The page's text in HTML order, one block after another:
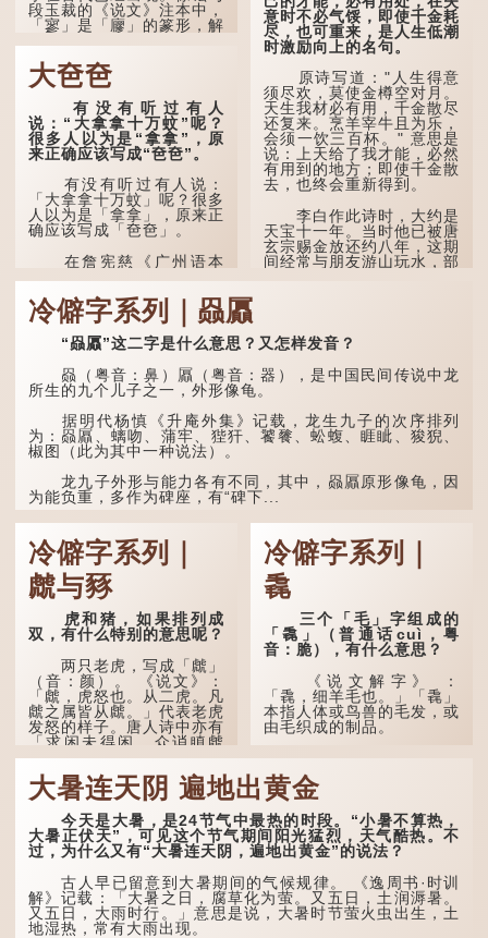
段玉裁的《说文》注本中，
「寥」是「廫」的篆形，解
事，以「寥寥安期，虚质高
清」形容空虚无所事事。
唐代《艺文类聚》引晋
孙绰《表哀诗》：「寥寥空
堂，寂寂响户」...
大夿夿
有没有听过有人
说：“大拿拿十万蚊”呢？
很多人以为是“拿拿”，原
来正确应该写成“夿夿”。
有没有听过有人说：
「大拿拿十万蚊」呢？很多
人以为是「拿拿」，原来正
确应该写成「夿夿」。
在詹宪慈《广州语本
大也。俗读夿，若拿……常
语有曰『一个银钱大夿
夿』。」
「夿」形​​容大，「一个
银钱大夿夿」，就形容金钱
数量之大了。 「大夿夿十
万蚊」，就是说十万元是一
笔大数目了。...
意时不必气馁，即使千金耗
尽，也可重来，是人生低潮
时激励向上的名句。
原诗写道："人生得意
须尽欢，莫使金樽空对月。
天生我材必有用，千金散尽
还复来。烹羊宰牛且为乐，
会须一饮三百杯。" 意思是
说：上天给了我才能，必然
有用到的地方；即使千金散
去，也终会重新得到。
李白作此诗时，大约是
天宝十一年。当时他已被唐
玄宗赐金放还约八年，这期
间经常与朋友游山玩水，部
冷僻字系列｜赑屭
“赑屭”这二字是什么意思？又怎样发音？
赑（粤音：鼻）屭（粤音：器），是中国民间传说中龙
所生的九个儿子之一，外形像龟。
据明代杨慎《升庵外集》记载，龙生九子的次序排列
为：赑屭、螭吻、蒲牢、狴犴、饕餮、蚣蝮、睚眦、狻猊、
椒图（此为其中一种说法）。
龙九子外形与能力各有不同，其中，赑屭原形像龟，因
为能负重，多作为碑座，有“碑下...
冷僻字系列｜
虤与豩
虎和猪，如果排列成
双，有什么特别的意思呢？
两只老虎，写成「虤」
（音：颜）。 《说文》：
「虤，虎怒也。从二虎。凡
虤之属皆从虤。」代表老虎
发怒的样子。唐人诗中亦有
「求闲未得闲，众诮瞋虤
虤」之句，意思是众人的讥
讽让人怒目而视。
两只猪，则为「豩」
（音：宾）。甲骨文从二
「豕」，象猪相追逐的样
子。 《同文备考》另有一
说「豩，豕乱群。」意指一
群乱...
冷僻字系列｜
毳
三个「毛」字组成的
「毳」（普通话cuì，粤
音：脆），有什么意思？
《说文解字》 ：
「毳，细羊毛也。」「毳」
本指人体或鸟兽的毛发，或
由毛织成的制品。
人体表面，例如手臂等
部位生长的细毛，也叫
「毳」，又叫「寒毛」、
「汗毛」。
医学上，「毳毛」是一
个专有名词。它指人类在儿
童时期长出的一种细小、不
易注意到却又几乎遍布全身
的毛发。毳毛的密度因人而
异，其长度则通常不会...
大暑连天阴 遍地出黄金
今天是大暑，是24节气中最热的时段。“小暑不算热，
大暑正伏天”，可见这个节气期间阳光猛烈，天气酷热。不
过，为什么又有“大暑连天阴，遍地出黄金”的说法？
古人早已留意到大暑期间的气候规律。 《逸周书·时训
解》记载：「大暑之日，腐草化为萤。又五日，土润溽暑。
又五日，大雨时行。」意思是说，大暑时节萤火虫出生，土
地湿热，常有大雨出现。